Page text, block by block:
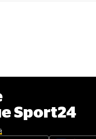
Sport24